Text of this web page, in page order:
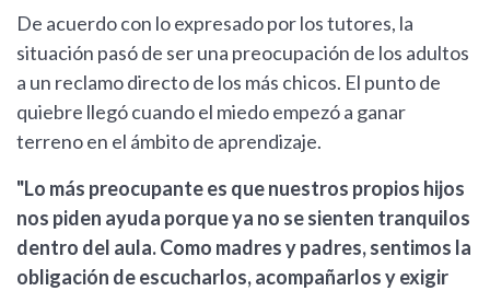
De acuerdo con lo expresado por los tutores, la
situación pasó de ser una preocupación de los adultos
a un reclamo directo de los más chicos. El punto de
quiebre llegó cuando el miedo empezó a ganar
terreno en el ámbito de aprendizaje.
"Lo más preocupante es que nuestros propios hijos
nos piden ayuda porque ya no se sienten tranquilos
dentro del aula. Como madres y padres, sentimos la
obligación de escucharlos, acompañarlos y exigir